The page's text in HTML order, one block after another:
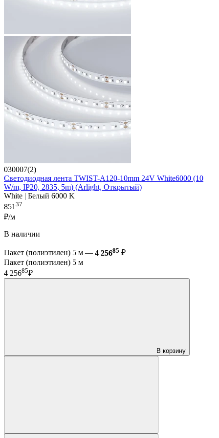
030007(2)
Светодиодная лента TWIST-A120-10mm 24V White6000 (10
W/m, IP20, 2835, 5m) (Arlight, Открытый)
White | Белый 6000 K
851 37
₽/м
В наличии
Пакет (полиэтилен) 5 м — 4 25685 ₽
Пакет (полиэтилен) 5 м
4 25685₽
В корзину